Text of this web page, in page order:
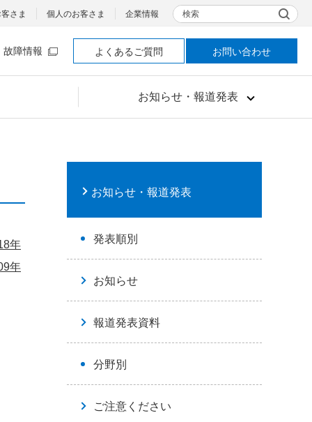
お知らせ・報道発表
さま 個人のお客さま 企業情報 検索
故障情報 よくあるご質問 お問い合わせ
年
年
お知らせ・報道発表
発表順別
お知らせ
報道発表資料
分野別
ご注意ください